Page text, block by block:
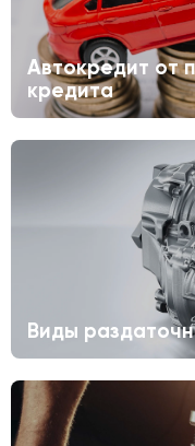
Автокредит от
кредита
Виды